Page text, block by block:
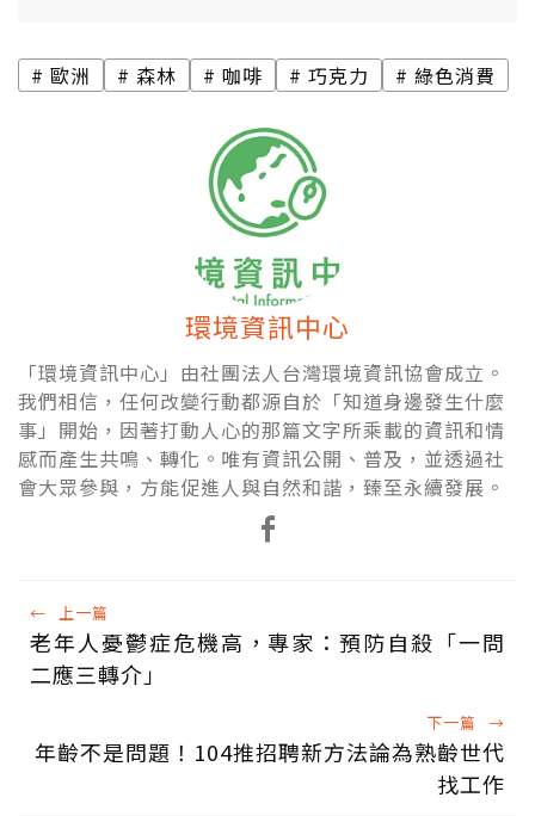
歐洲 森林 咖啡 巧克力 綠色消費
環境資訊中心
「環境資訊中心」由社團法人台灣環境資訊協會成立。
我們相信，任何改變行動都源自於「知道身邊發生什麼
事」開始，因著打動人心的那篇文字所乘載的資訊和情
感而產生共鳴、轉化。唯有資訊公開、普及，並透過社
會大眾參與，方能促進人與自然和諧，臻至永續發展。
← 上一篇
老年人憂鬱症危機高，專家：預防自殺「一問
二應三轉介」
下一篇 →
年齡不是問題！104推招聘新方法論為熟齡世代
找工作